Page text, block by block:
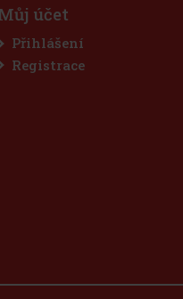
dóza
57 Kč
účet
Přihlášení
Registrace